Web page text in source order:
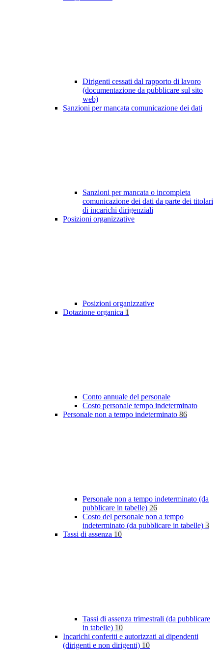
Dirigenti cessati dal rapporto di lavoro
(documentazione da pubblicare sul sito
web)
Sanzioni per mancata comunicazione dei dati
Sanzioni per mancata o incompleta
comunicazione dei dati da parte dei titolari
di incarichi dirigenziali
Posizioni organizzative
Posizioni organizzative
Dotazione organica 1
Conto annuale del personale
Costo personale tempo indeterminato
Personale non a tempo indeterminato 86
Personale non a tempo indeterminato (da
pubblicare in tabelle) 26
Costo del personale non a tempo
indeterminato (da pubblicare in tabelle) 3
Tassi di assenza 10
Tassi di assenza trimestrali (da pubblicare
in tabelle) 10
Incarichi conferiti e autorizzati ai dipendenti
(dirigenti e non dirigenti) 10